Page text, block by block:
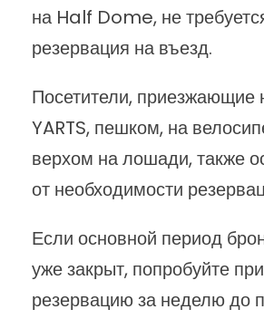
на Half Dome, не
резервация на въезд.
Посетители, приезжающие
YARTS, пешком, на
верхом на лошади, также
от необходимости
Если основной период
уже закрыт, попробуйте
резервацию за неделю до